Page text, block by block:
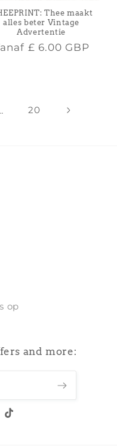
Thee maakt
alles beter Vintage
Advertentie
£ 6.00 GBP
20
op
and more:
TikTok